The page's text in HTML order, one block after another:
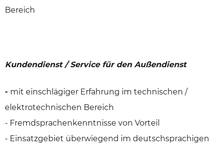
Bereich
Kundendienst / Service für den Außendienst
- mit einschlägiger Erfahrung im technischen /
elektrotechnischen Bereich
- Fremdsprachenkenntnisse von Vorteil
- Einsatzgebiet überwiegend im deutschsprachigen